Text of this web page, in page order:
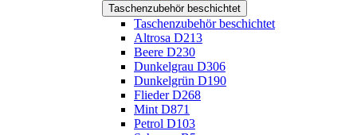
Taschenzubehör beschichtet
Taschenzubehör beschichtet
Altrosa D213
Beere D230
Dunkelgrau D306
Dunkelgrün D190
Flieder D268
Mint D871
Petrol D103